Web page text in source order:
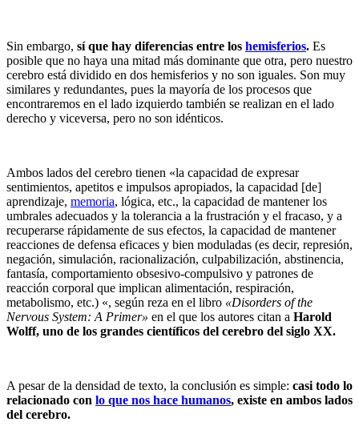
Sin embargo, sí que hay diferencias entre los hemisferios. Es
posible que no haya una mitad más dominante que otra, pero nuestro
cerebro está dividido en dos hemisferios y no son iguales. Son muy
similares y redundantes, pues la mayoría de los procesos que
encontraremos en el lado izquierdo también se realizan en el lado
derecho y viceversa, pero no son idénticos.
Ambos lados del cerebro tienen «la capacidad de expresar
sentimientos, apetitos e impulsos apropiados, la capacidad [de]
aprendizaje, memoria, lógica, etc., la capacidad de mantener los
umbrales adecuados y la tolerancia a la frustración y el fracaso, y a
recuperarse rápidamente de sus efectos, la capacidad de mantener
reacciones de defensa eficaces y bien moduladas (es decir, represión,
negación, simulación, racionalización, culpabilización, abstinencia,
fantasía, comportamiento obsesivo-compulsivo y patrones de
reacción corporal que implican alimentación, respiración,
metabolismo, etc.) «, según reza en el libro «Disorders of the
Nervous System: A Primer» en el que los autores citan a Harold
Wolff, uno de los grandes científicos del cerebro del siglo XX.
A pesar de la densidad de texto, la conclusión es simple: casi todo lo
relacionado con lo que nos hace humanos, existe en ambos lados
del cerebro.